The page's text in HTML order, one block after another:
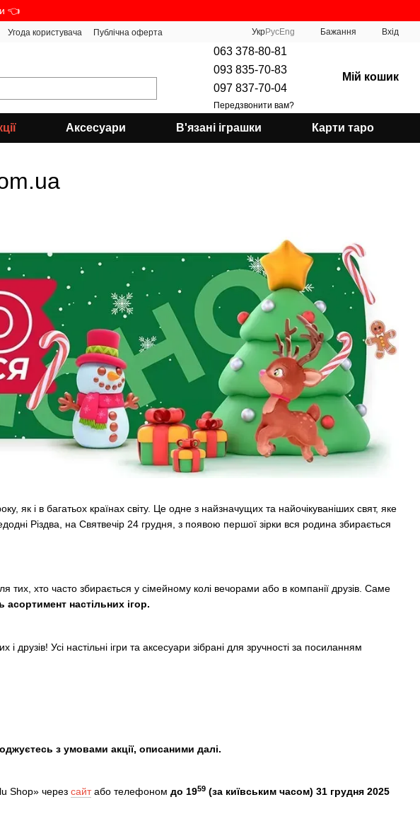
👈
Угода користувача Публічна оферта УкрРусEng Бажання Вхід
063 378-80-81
093 835-70-83
097 837-70-04
Передзвонити вам?
Мій кошик
Аксесуари В'язані іграшки Карти таро
як і в багатьох країнах світу. Це одне з найзначущих та найочікуваніших свят, яке
Різдва, на Святвечір 24 грудня, з появою першої зірки вся родина збирається
хто часто збирається у сімейному колі вечорами або в компанії друзів. Саме
асортимент настільних ігор.
друзів! Усі настільні ігри та аксесуари зібрані для зручності за посиланням
з умовами акції, описаними далі.
Shop» через сайтабо телефоном до 1959 (за київським часом) 31 грудня 2025